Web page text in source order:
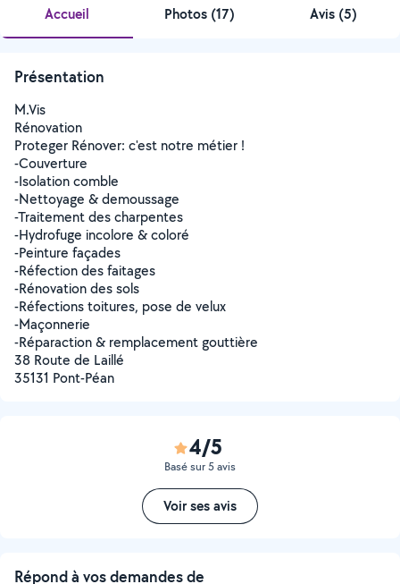
Accueil Photos (17) Avis (5)
Présentation
M.Vis
Rénovation
Proteger Rénover: c'est notre métier !
-Couverture
-Isolation comble
-Nettoyage & demoussage
-Traitement des charpentes
-Hydrofuge incolore & coloré
-Peinture façades
-Réfection des faitages
-Rénovation des sols
-Réfections toitures, pose de velux
-Maçonnerie
-Réparaction & remplacement gouttière
38 Route de Laillé
35131 Pont-Péan
4/5
Basé sur 5 avis
Voir ses avis
Répond à vos demandes de